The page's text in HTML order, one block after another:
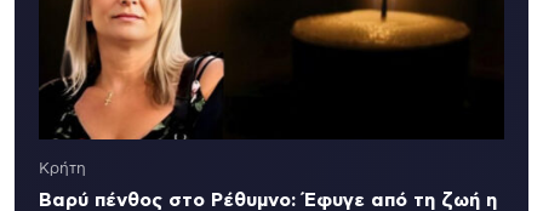
Κρήτη
Βαρύ πένθος στο Ρέθυμνο: Έφυγε από τη ζωή η